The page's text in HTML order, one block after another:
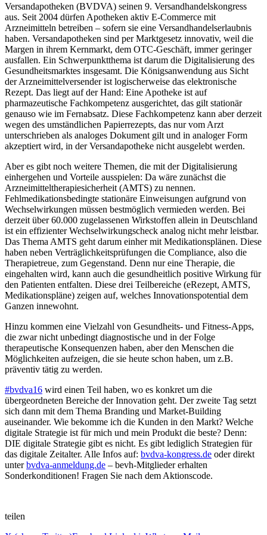
Versandapotheken (BVDVA) seinen 9. Versandhandelskongress
aus. Seit 2004 dürfen Apotheken aktiv E-Commerce mit
Arzneimitteln betreiben – sofern sie eine Versandhandelserlaubnis
haben. Versandapotheken sind per Marktgesetz innovativ, weil die
Margen in ihrem Kernmarkt, dem OTC-Geschäft, immer geringer
ausfallen. Ein Schwerpunktthema ist darum die Digitalisierung des
Gesundheitsmarktes insgesamt. Die Königsanwendung aus Sicht
der Arzneimittelversender ist logischerweise das elektronische
Rezept. Das liegt auf der Hand: Eine Apotheke ist auf
pharmazeutische Fachkompetenz ausgerichtet, das gilt stationär
genauso wie im Fernabsatz. Diese Fachkompetenz kann aber derzeit
wegen des umständlichen Papierrezepts, das nur vom Arzt
unterschrieben als analoges Dokument gilt und in analoger Form
akzeptiert wird, in der Versandapotheke nicht ausgelebt werden.
Aber es gibt noch weitere Themen, die mit der Digitalisierung
einhergehen und Vorteile ausspielen: Da wäre zunächst die
Arzneimitteltherapiesicherheit (AMTS) zu nennen.
Fehlmedikationsbedingte stationäre Einweisungen aufgrund von
Wechselwirkungen müssen bestmöglich vermieden werden. Bei
derzeit über 60.000 zugelassenen Wirkstoffen allein in Deutschland
ist ein effizienter Wechselwirkungscheck analog nicht mehr leistbar.
Das Thema AMTS geht darum einher mit Medikationsplänen. Diese
haben neben Verträglichkeitsprüfungen die Compliance, also die
Therapietreue, zum Gegenstand. Denn nur eine Therapie, die
eingehalten wird, kann auch die gesundheitlich positive Wirkung für
den Patienten entfalten. Diese drei Teilbereiche (eRezept, AMTS,
Medikationspläne) zeigen auf, welches Innovationspotential dem
Ganzen innewohnt.
Hinzu kommen eine Vielzahl von Gesundheits- und Fitness-Apps,
die zwar nicht unbedingt diagnostische und in der Folge
therapeutische Konsequenzen haben, aber den Menschen die
Möglichkeiten aufzeigen, die sie heute schon haben, um z.B.
präventiv tätig zu werden.
#bvdva16 wird einen Teil haben, wo es konkret um die
übergeordneten Bereiche der Innovation geht. Der zweite Tag setzt
sich dann mit dem Thema Branding und Market-Building
auseinander. Wie bekomme ich die Kunden in den Markt? Welche
digitale Strategie ist für mich und mein Produkt die beste? Denn:
DIE digitale Strategie gibt es nicht. Es gibt lediglich Strategien für
das digitale Zeitalter. Alle Infos auf: bvdva-kongress.de oder direkt
unterbvdva-anmeldung.de – bevh-Mitglieder erhalten
Sonderkonditionen! Fragen Sie nach dem Aktionscode.
teilen